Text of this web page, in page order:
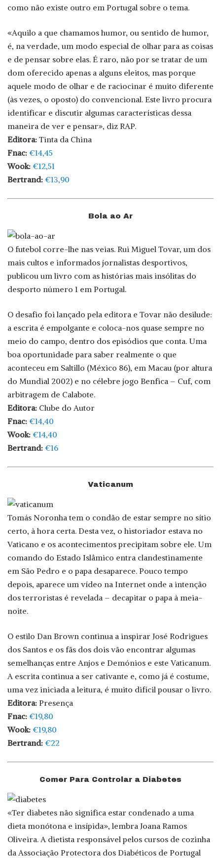
como não existe outro em Portugal sobre o tema.
«Aquilo a que chamamos humor, ou sentido de humor,
é, na verdade, um modo especial de olhar para as coisas
e de pensar sobre elas. É raro, não por se tratar de um
dom oferecido apenas a alguns eleitos, mas porque
aquele modo de olhar e de raciocinar é muito diferente
(às vezes, o oposto) do convencional. Este livro procura
identificar e discutir algumas características dessa
maneira de ver e pensar», diz RAP.
Editora: Tinta da China
Fnac: €14,45
Wook: €12,51
Bertrand: €13,90
Bola ao Ar
O futebol corre-lhe nas veias. Rui Miguel Tovar, um dos
mais cultos e informados jornalistas desportivos,
publicou um livro com as histórias mais insólitas do
desporto número 1 em Portugal.
O desafio foi lançado pela editora e Tovar não desilude:
a escrita é empolgante e coloca-nos quase sempre no
meio do campo, dentro dos episódios que conta. Uma
boa oportunidade para saber realmente o que
aconteceu em Saltillo (México 86), em Macau (por altura
do Mundial 2002) e no célebre jogo Benfica – Cuf, com
arbitragem de Calabote.
Editora: Clube do Autor
Fnac: €14,40
Wook: €14,40
Bertrand: €16
Vaticanum
Tomás Noronha tem o condão de estar sempre no sítio
certo, à hora certa. Desta vez, o historiador estava no
Vaticano e os acontecimentos precipitam sobre ele. Um
comando do Estado Islâmico entra clandestinamente
em São Pedro e o papa desaparece. Pouco tempo
depois, aparece um vídeo na Internet onde a intenção
dos terroristas é revelada – decapitar o papa à meia-
noite.
O estilo Dan Brown continua a inspirar José Rodrigues
dos Santos e os fãs dos dois vão encontrar algumas
semelhanças entre Anjos e Demónios e este Vaticanum.
A escrita continua a ser cativante e, como já é costume,
uma vez iniciada a leitura, é muito difícil pousar o livro.
Editora: Presença
Fnac: €19,80
Wook: €19,80
Bertrand: €22
Comer Para Controlar a Diabetes
«Ter diabetes não significa estar condenado a uma
dieta monótona e insípida», lembra Joana Ramos
Oliveira. A dietista responsável pelos cursos de cozinha
da Associação Protectora dos Diabéticos de Portugal